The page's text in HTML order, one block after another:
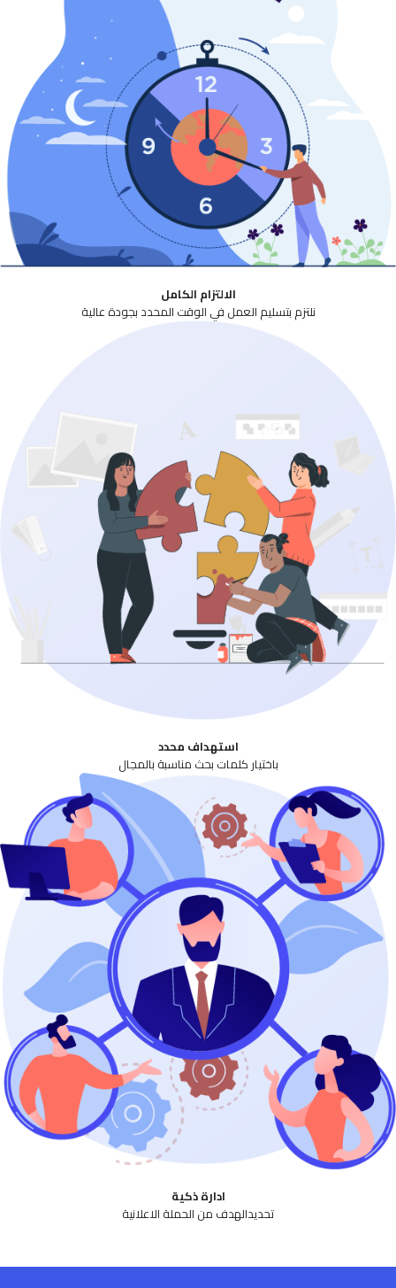
الالتزام الكامل
نلتزم بتسليم العمل في الوقت المحدد بجودة عالية
استهداف محدد
باختيار كلمات بحث مناسبة بالمجال
ادارة ذكية
تحديدالهدف من الحملة الاعلانية